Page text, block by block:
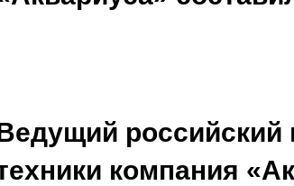
российский
компания